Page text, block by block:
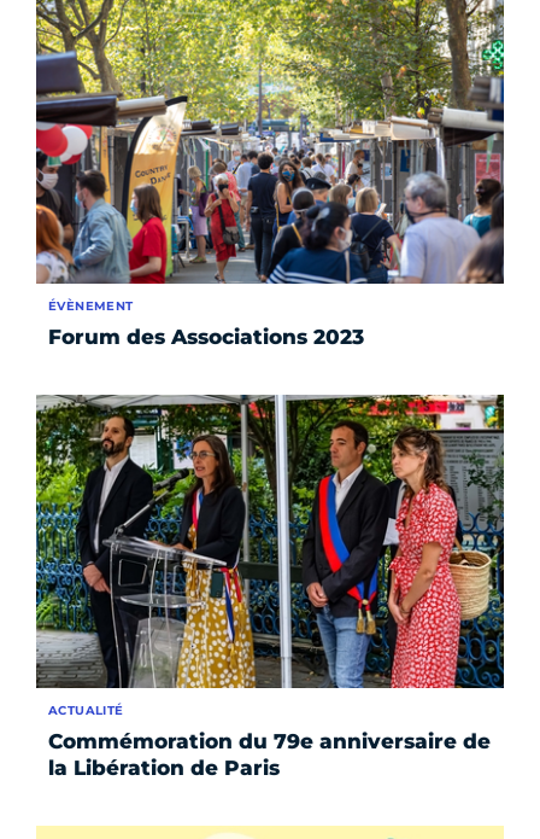
Forum des Associations 2023
ÉVÈNEMENT
Commémoration du 79e anniversaire de
la Libération de Paris
ACTUALITÉ